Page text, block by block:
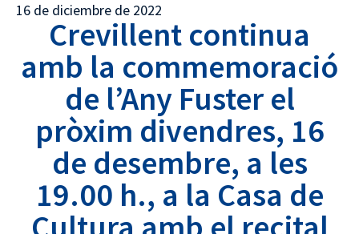
16 de diciembre de 2022
Crevillent continua
amb la commemoració
de l’Any Fuster el
pròxim divendres, 16
de desembre, a les
19.00 h., a la Casa de